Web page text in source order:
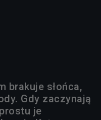
brakuje słońca,
Gdy zaczynają
je